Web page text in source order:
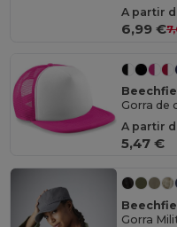
A partir
6,99 €
Gorra de
A partir
5,47 €
Gorra